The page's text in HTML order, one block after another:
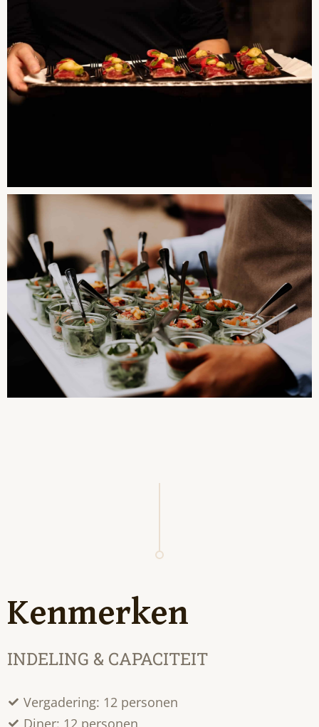
Kenmerken
INDELING & CAPACITEIT
Vergadering: 12 personen
Diner: 12 personen